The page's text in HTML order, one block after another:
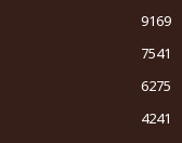
9169
7541
6275
4241